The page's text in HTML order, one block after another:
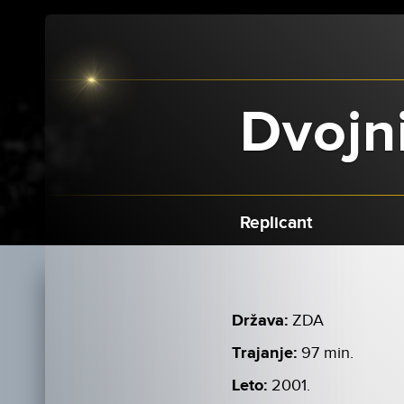
Replicant
Država: ZDA
Trajanje: 97 min.
Leto: 2001.